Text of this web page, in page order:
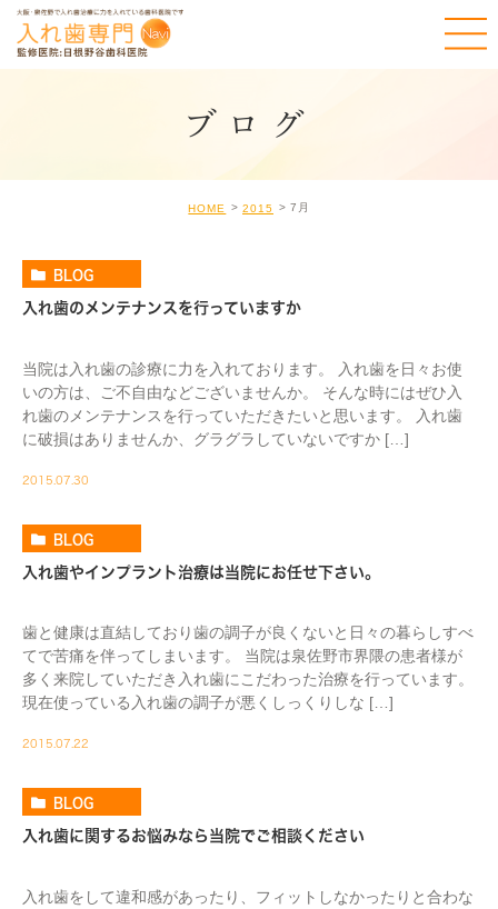
ブログ
HOME 2015 7月
BLOG
入れ歯のメンテナンスを行っていますか
当院は入れ歯の診療に力を入れております。 入れ歯を日々お使
いの方は、ご不自由などございませんか。 そんな時にはぜひ入
れ歯のメンテナンスを行っていただきたいと思います。 入れ歯
に破損はありませんか、グラグラしていないですか […]
2015.07.30
BLOG
入れ歯やインプラント治療は当院にお任せ下さい。
歯と健康は直結しており歯の調子が良くないと日々の暮らしすべ
てで苦痛を伴ってしまいます。 当院は泉佐野市界隈の患者様が
多く来院していただき入れ歯にこだわった治療を行っています。
現在使っている入れ歯の調子が悪くしっくりしな […]
2015.07.22
BLOG
入れ歯に関するお悩みなら当院でご相談ください
入れ歯をして違和感があったり、フィットしなかったりと合わな